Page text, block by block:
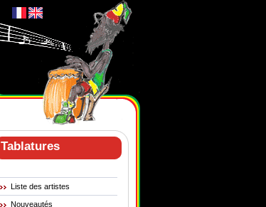
Tablatures
Liste des artistes
Nouveautés